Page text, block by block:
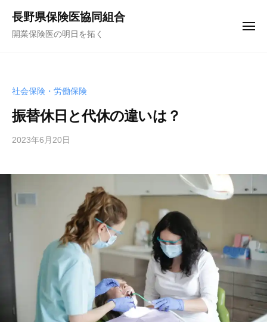
長野県保険医協同組合
開業保険医の明日を拓く
メ
社会保険・労働保険
振替休日と代休の違いは？
2023年6月20日
a
k
u
a